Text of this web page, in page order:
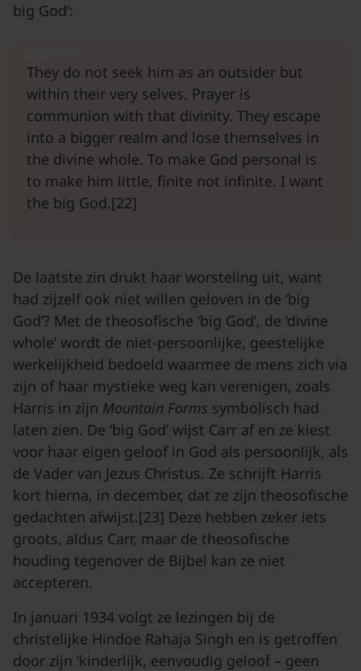
big God’:
They do not seek him as an outsider but
within their very selves. Prayer is
communion with that divinity. They escape
into a bigger realm and lose themselves in
the divine whole. To make God personal is
to make him little, finite not infinite. I want
the big God.[22]
De laatste zin drukt haar worsteling uit, want
had zijzelf ook niet willen geloven in de ‘big
God’? Met de theosofische ‘big God’, de ‘divine
whole’ wordt de niet-persoonlijke, geestelijke
werkelijkheid bedoeld waarmee de mens zich via
zijn of haar mystieke weg kan verenigen, zoals
Harris in zijn Mountain Forms symbolisch had
laten zien. De ‘big God’ wijst Carr af en ze kiest
voor haar eigen geloof in God als persoonlijk, als
de Vader van Jezus Christus. Ze schrijft Harris
kort hierna, in december, dat ze zijn theosofische
gedachten afwijst.[23] Deze hebben zeker iets
groots, aldus Carr, maar de theosofische
houding tegenover de Bijbel kan ze niet
accepteren.
In januari 1934 volgt ze lezingen bij de
christelijke Hindoe Rahaja Singh en is getroffen
door zijn ‘kinderlijk, eenvoudig geloof – geen